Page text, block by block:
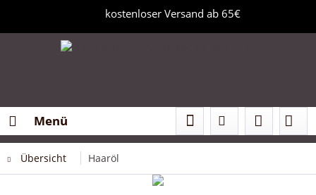
kostenloser Versand ab 65€
Menü
Übersicht Haaröl